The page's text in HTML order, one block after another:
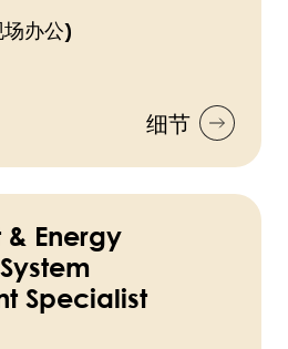
办公)
细节
& Energy
Specialist